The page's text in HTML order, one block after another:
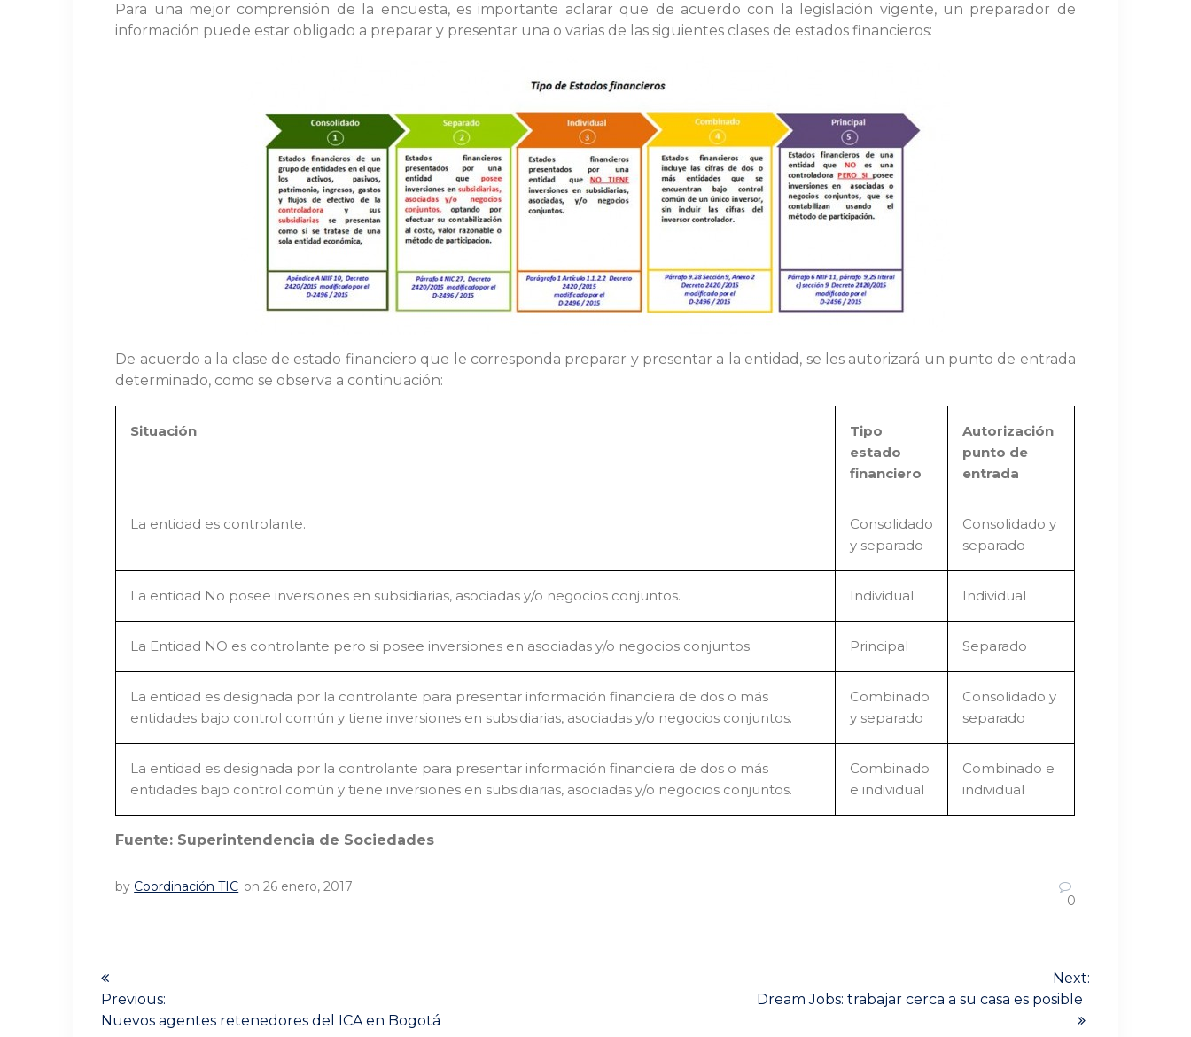
Para una mejor comprensión de la encuesta, es importante aclarar que de acuerdo con la legislación vigente, un preparador de
información puede estar obligado a preparar y presentar una o varias de las siguientes clases de estados financieros:
De acuerdo a la clase de estado financiero que le corresponda preparar y presentar a la entidad, se les autorizará un punto de entrada
determinado, como se observa a continuación:
Situación
Tipo
estado
financiero
Autorización
punto de
entrada
​La entidad es controlante.
​Consolidado
y separado
​Consolidado y
separado
​La entidad No posee inversiones en subsidiarias, asociadas y/o negocios conjuntos. ​Individual ​Individual
​La Entidad NO es controlante pero si posee inversiones en asociadas y/o negocios conjuntos. ​Principal Separado​
​La entidad es designada por la controlante para presentar información financiera de dos o más
entidades bajo control común y tiene inversiones en subsidiarias, asociadas y/o negocios conjuntos.
​Combinado
y separado
​Consolidado y
separado
​La entidad es designada por la controlante para presentar información financiera de dos o más
entidades bajo control común y tiene inversiones en subsidiarias, asociadas y/o negocios conjuntos.
​Combinado
e individual
​Combinado e
individual
Fuente: Superintendencia de Sociedades
by Coordinación TIC on 26 enero, 2017
0
Navegación
dePrevious:
Previous
Nuevos agentes retenedores del ICA en Bogotá
Next:
Dream Jobs: trabajar cerca a su casa es posible